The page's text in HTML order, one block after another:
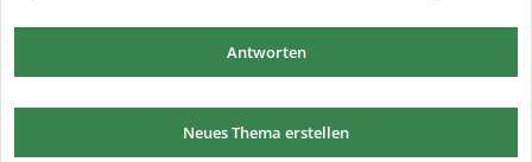
Antworten
Neues Thema erstellen